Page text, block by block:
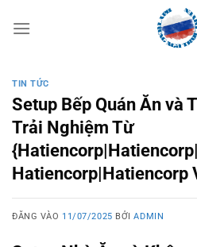
qua
TIN TỨC
Setup Bếp Quán Ăn và
Trải Nghiệm Từ
Hatiencorp|Hatiencorp
ĐĂNG VÀO 11/07/2025 BỞIADMIN